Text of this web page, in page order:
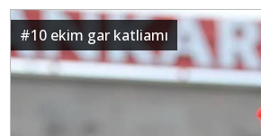
#10 ekim gar katliamı